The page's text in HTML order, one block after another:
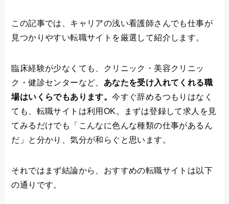
この記事では、キャリアの浅い看護師さんでも仕事が
見つかりやすい転職サイトを厳選して紹介します。
臨床経験が少なくても、クリニック・美容クリニッ
ク・健診センターなど、 あなたを受け入れてくれる職
場はいくらでもあります。今すぐ辞めるつもりはなく
ても、転職サイトは利用OK。まずは登録して求人を見
てみるだけでも「こんなに色んな種類の仕事があるん
だ」と分かり、気分が和らぐと思います。
それではまず結論から、おすすめの転職サイトは以下
の通りです。